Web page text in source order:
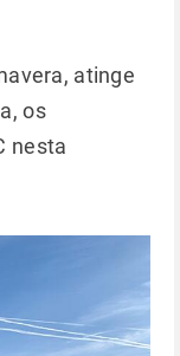
atinge
os
nesta